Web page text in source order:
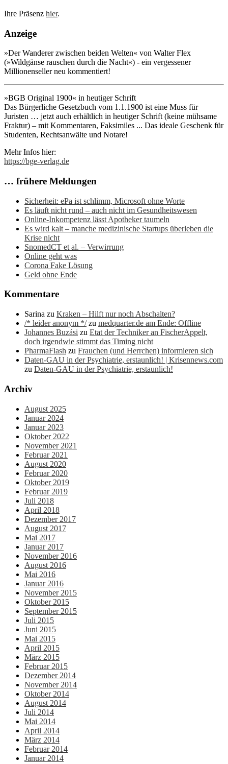
Ihre Präsenz hier.
Anzeige
»Der Wanderer zwischen beiden Welten« von Walter Flex
(»Wildgänse rauschen durch die Nacht«) - ein vergessener
Millionenseller neu kommentiert!
»BGB Original 1900« in heutiger Schrift
Das Bürgerliche Gesetzbuch vom 1.1.1900 ist eine Muss für
Juristen … jetzt auch erhältlich in heutiger Schrift (keine mühsame
Fraktur) – mit Kommentaren, Faksimiles ... Das ideale Geschenk für
Studenten, Rechtsanwälte und Notare!
Mehr Infos hier:
https://bge-verlag.de
… frühere Meldungen
Sicherheit: ePa ist schlimm, Microsoft ohne Worte
Es läuft nicht rund – auch nicht im Gesundheitswesen
Online-Inkompetenz lässt Apotheker taumeln
Es wird kalt – manche medizinische Startups überleben die
Krise nicht
SnomedCT et al. – Verwirrung
Online geht was
Corona Fake Lösung
Geld ohne Ende
Kommentare
Sarina zu Kraken – Hilft nur noch Abschalten?
/* leider anonym */zu medquarter.de am Ende: Offline
Johannes Buzási zu Etat der Techniker an FischerAppelt,
doch irgendwie stimmt das Timing nicht
PharmaFlash zu Frauchen (und Herrchen) informieren sich
Daten-GAU in der Psychiatrie, erstaunlich! | Krisennews.com
zu Daten-GAU in der Psychiatrie, erstaunlich!
Archiv
August 2025
Januar 2024
Januar 2023
Oktober 2022
November 2021
Februar 2021
August 2020
Februar 2020
Oktober 2019
Februar 2019
Juli 2018
April 2018
Dezember 2017
August 2017
Mai 2017
Januar 2017
November 2016
August 2016
Mai 2016
Januar 2016
November 2015
Oktober 2015
September 2015
Juli 2015
Juni 2015
Mai 2015
April 2015
März 2015
Februar 2015
Dezember 2014
November 2014
Oktober 2014
August 2014
Juli 2014
Mai 2014
April 2014
März 2014
Februar 2014
Januar 2014